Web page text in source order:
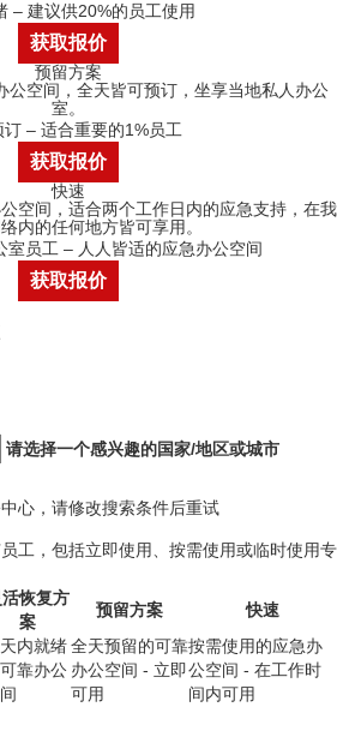
– 建议供20%的员工使用
获取报价
预留方案
公空间，全天皆可预订，坐享当地私人办公
室。
订 – 适合重要的1%员工
获取报价
快速
空间，适合两个工作日内的应急支持，在我
内的任何地方皆可享用。
室员工 – 人人皆适的应急办公空间
获取报价
请选择一个感兴趣的国家/地区或城市
心，请修改搜索条件后重试
工，包括立即使用、按需使用或临时使用专
活恢复方
案
预留方案 快速
内就绪
靠办公
全天预留的可靠
办公空间 - 立即
可用
按需使用的应急办
公空间 - 在工作时
间内可用